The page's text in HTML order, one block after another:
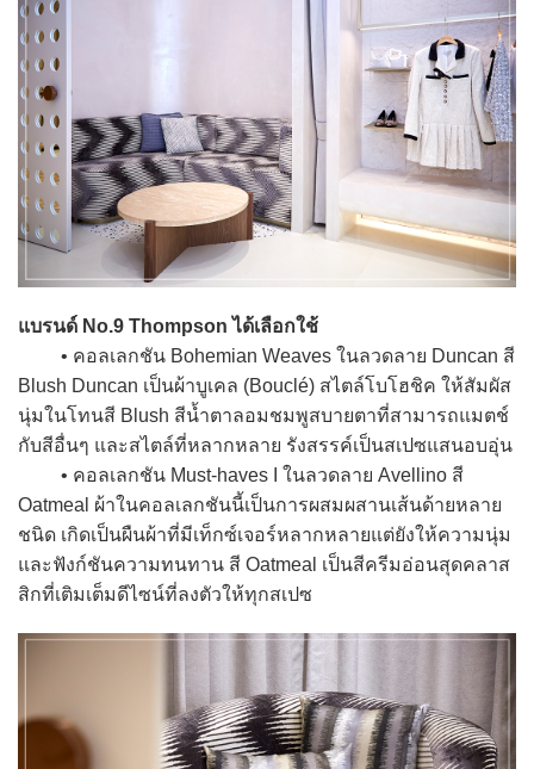
แบรนด์ No.9 Thompson ได้เลือกใช้
• คอลเลกชัน Bohemian Weaves ในลวดลาย Duncan สี
Blush Duncan เป็นผ้าบูเคล (Bouclé) สไตล์โบโฮชิค ให้สัมผัส
นุ่มในโทนสี Blush สีน้ำตาลอมชมพูสบายตาที่สามารถแมตช์
กับสีอื่นๆ และสไตล์ที่หลากหลาย รังสรรค์เป็นสเปซแสนอบอุ่น
• คอลเลกชัน Must-haves I ในลวดลาย Avellino สี
Oatmeal ผ้าในคอลเลกชันนี้เป็นการผสมผสานเส้นด้ายหลาย
ชนิด เกิดเป็นผืนผ้าที่มีเท็กซ์เจอร์หลากหลายแต่ยังให้ความนุ่ม
และฟังก์ชันความทนทาน สี Oatmeal เป็นสีครีมอ่อนสุดคลาส
สิกที่เติมเต็มดีไซน์ที่ลงตัวให้ทุกสเปซ